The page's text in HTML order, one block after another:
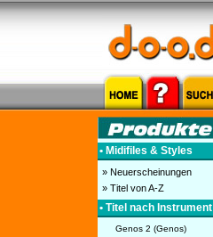
• Midifiles & Styles
» Neuerscheinungen
» Titel von A-Z
• Titel nach Instrument
Genos 2 (Genos)